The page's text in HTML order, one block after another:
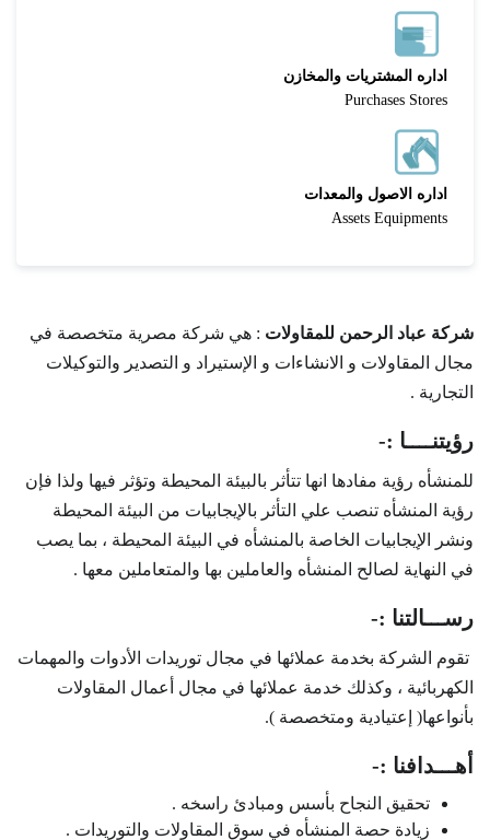
اداره المشتريات والمخازن
Purchases Stores
اداره الاصول والمعدات
Assets Equipments
شركة عباد الرحمن للمقاولات : هي شركة مصرية متخصصة في
مجال المقاولات و الانشاءات و الإستيراد و التصدير والتوكيلات
التجارية .
رؤيتنــــا :-
للمنشأه رؤية مفادها انها تتأثر بالبيئة المحيطة وتؤثر فيها ولذا فإن
رؤية المنشأه تنصب علي التأثر بالإيجابيات من البيئة المحيطة
ونشر الإيجابيات الخاصة بالمنشأه في البيئة المحيطة ، بما يصب
في النهاية لصالح المنشأه والعاملين بها والمتعاملين معها .
رســـالتنا :-
تقوم الشركة بخدمة عملائها في مجال توريدات الأدوات والمهمات
الكهربائية ، وكذلك خدمة عملائها في مجال أعمال المقاولات
بأنواعها( إعتيادية ومتخصصة ).
أهـــدافنا :-
تحقيق النجاح بأسس ومبادئ راسخه .
زيادة حصة المنشأه في سوق المقاولات والتوريدات .